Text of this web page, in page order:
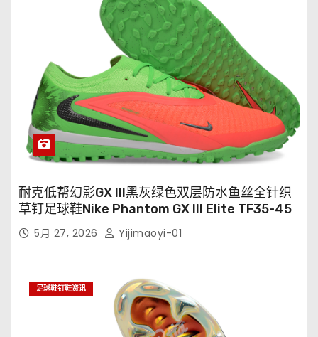
耐克低帮幻影GX III黑灰绿色双层防水鱼丝全针织
草钉足球鞋Nike Phantom GX III Elite TF35-45
5月 27, 2026 Yijimaoyi-01
足球鞋钉鞋资讯